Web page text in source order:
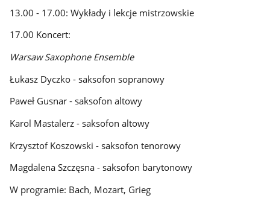
13.00 - 17.00: Wykłady i lekcje mistrzowskie
17.00 Koncert:
Warsaw Saxophone Ensemble
Łukasz Dyczko - saksofon sopranowy
Paweł Gusnar - saksofon altowy
Karol Mastalerz - saksofon altowy
Krzysztof Koszowski - saksofon tenorowy
Magdalena Szczęsna - saksofon barytonowy
W programie: Bach, Mozart, Grieg